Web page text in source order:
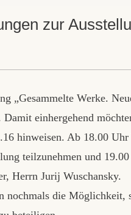
zur
„Gesammelte Werke.
einhergehend
hinweisen. Ab 18.00 Uhr
teilzunehmen und 19.00
Herrn Jurij Wuschansky.
nochmals die Möglichkeit,